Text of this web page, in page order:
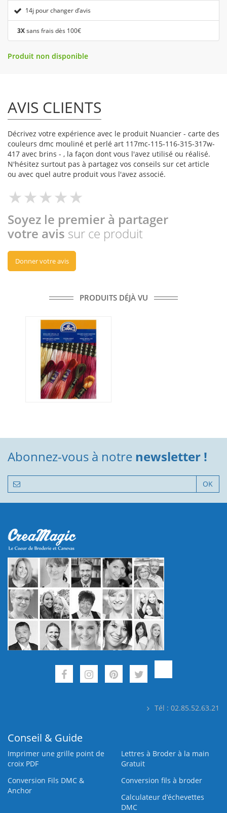
14j pour changer d’avis
3Xsans frais dès 100€
Produit non disponible
AVIS CLIENTS
Décrivez votre expérience avec le produit Nuancier - carte des
couleurs dmc mouliné et perlé art 117mc-115-116-315-317w-
417 avec brins - , la façon dont vous l'avez utilisé ou réalisé.
N'hésitez surtout pas à partagez vos conseils sur cet article
ou avec quel autre produit vous l'avez associé.
Soyez le premier à partager
votre avis sur ce produit
Donner votre avis
PRODUITS DÉJÀ VU
Abonnez-vous à notre newsletter !
OK
Tél : 02.85.52.63.21
Conseil & Guide
Imprimer une grille point de
croix PDF
Lettres à Broder à la main
Gratuit
Conversion Fils DMC &
Anchor
Conversion fils à broder
Calculateur d’échevettes
DMC